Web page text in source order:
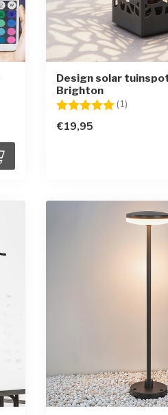
Design solar
Brighton
Beoordeling: (1)
€19,95